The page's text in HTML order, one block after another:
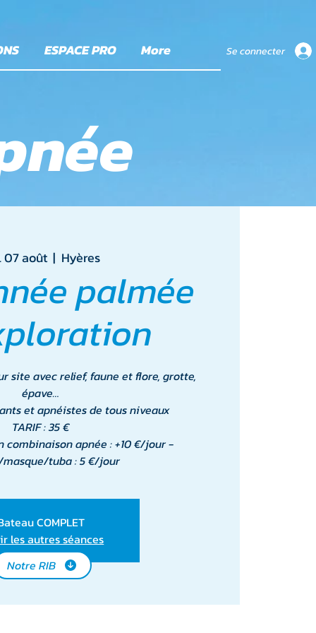
ESPACE PRO More Se connecter
07 août
  |
Hyères
palmée
site avec relief, faune et flore, grotte,
épave…
et apnéistes de tous niveaux
TARIF : 35 €
combinaison apnée : +10 €/jour -
masque/tuba : 5 €/jour
COMPLET
les autres séances
Notre RIB